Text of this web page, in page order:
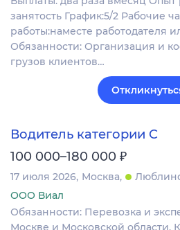
занятость График:5/2 Рабочие
работы:наместе работодателя
Обязанности: Организация и
грузов клиентов…
Водитель категории C
100 000–180 000 ₽
17 июля 2026 Москва
ООО Виал
Обязанности: Перевозка и
Москве и Московской области.